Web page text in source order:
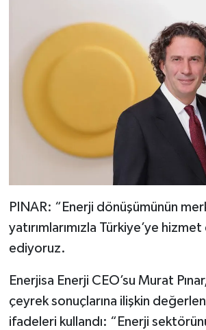
PINAR: “Enerji dönüşümünün
yatırımlarımızla Türkiye’ye
ediyoruz.
Enerjisa Enerji CEO’su Murat
çeyrek sonuçlarına ilişkin
ifadeleri kullandı: “Enerji